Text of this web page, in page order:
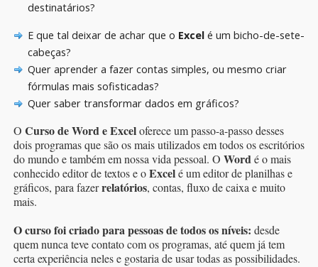
destinatários?
E que tal deixar de achar que o Excel é um bicho-de-sete-
cabeças?
Quer aprender a fazer contas simples, ou mesmo criar
fórmulas mais sofisticadas?
Quer saber transformar dados em gráficos?
O Curso de Word e Exceloferece um passo-a-passo desses
dois programas que são os mais utilizados em todos os escritórios
do mundo e também em nossa vida pessoal. O Wordé o mais
conhecido editor de textos e oExcelé um editor de planilhas e
gráficos, para fazerrelatórios, contas, fluxo de caixa e muito
mais.
O curso foi criado para pessoas de todos os níveis: desde
quem nunca teve contato com os programas, até quem já tem
certa experiência neles e gostaria de usar todas as possibilidades.